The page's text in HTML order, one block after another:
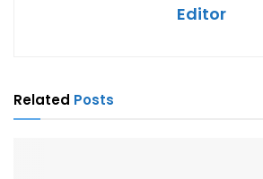
Editor
Related Posts